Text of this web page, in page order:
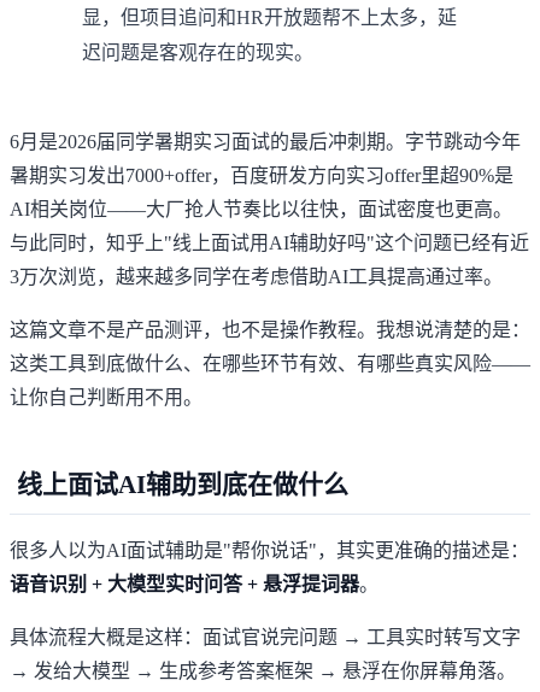
显，但项目追问和HR开放题帮不上太多，延
迟问题是客观存在的现实。
6月是2026届同学暑期实习面试的最后冲刺期。字节跳动今年
暑期实习发出7000+offer，百度研发方向实习offer里超90%是
AI相关岗位——大厂抢人节奏比以往快，面试密度也更高。
与此同时，知乎上"线上面试用AI辅助好吗"这个问题已经有近
3万次浏览，越来越多同学在考虑借助AI工具提高通过率。
这篇文章不是产品测评，也不是操作教程。我想说清楚的是：
这类工具到底做什么、在哪些环节有效、有哪些真实风险——
让你自己判断用不用。
线上面试AI辅助到底在做什么
很多人以为AI面试辅助是"帮你说话"，其实更准确的描述是：
语音识别 + 大模型实时问答 + 悬浮提词器。
具体流程大概是这样：面试官说完问题 → 工具实时转写文字
→ 发给大模型 → 生成参考答案框架 → 悬浮在你屏幕角落。